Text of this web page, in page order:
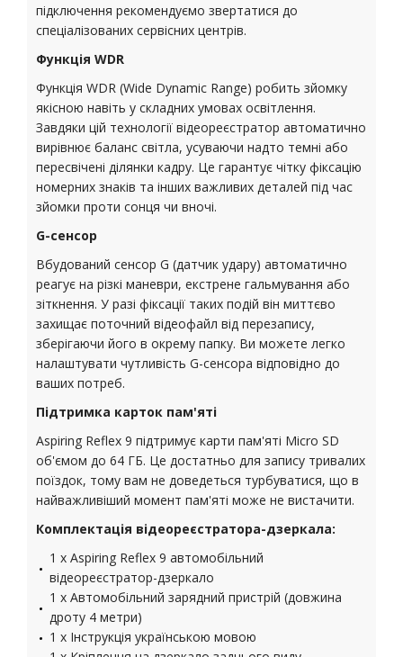
підключення рекомендуємо звертатися до
спеціалізованих сервісних центрів.
Функція WDR
Функція WDR (Wide Dynamic Range) робить зйомку
якісною навіть у складних умовах освітлення.
Завдяки цій технології відеореєстратор автоматично
вирівнює баланс світла, усуваючи надто темні або
пересвічені ділянки кадру. Це гарантує чітку фіксацію
номерних знаків та інших важливих деталей під час
зйомки проти сонця чи вночі.
G-сенсор
Вбудований сенсор G (датчик удару) автоматично
реагує на різкі маневри, екстрене гальмування або
зіткнення. У разі фіксації таких подій він миттєво
захищає поточний відеофайл від перезапису,
зберігаючи його в окрему папку. Ви можете легко
налаштувати чутливість G-сенсора відповідно до
ваших потреб.
Підтримка карток пам'яті
Aspiring Reflex 9 підтримує карти пам'яті Micro SD
об'ємом до 64 ГБ. Це достатньо для запису тривалих
поїздок, тому вам не доведеться турбуватися, що в
найважливіший момент пам'яті може не вистачити.
Комплектація відеореєстратора-дзеркала:
1 x Aspiring Reflex 9 автомобільний
відеореєстратор-дзеркало
1 x Автомобільний зарядний пристрій (довжина
дроту 4 метри)
1 x Інструкція українською мовою